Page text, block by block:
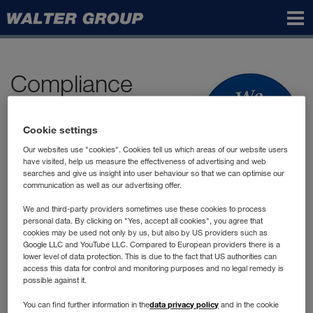
Compliance
законных норм и внутренних
правил предприятия. Мы
осуществляем
предпринимательскую деятельность в соответствии с
действующим законодательством, нашим
Code of Conductи другими внутренними
нормативными документами и
инструкциями. Compliance является неотъемлемой
составляющей нашей социальной ответственности.
Cookie settings
Our websites use "cookies". Cookies tell us which areas of our website users
have visited, help us measure the effectiveness of advertising and web
searches and give us insight into user behaviour so that we can optimise our
communication as well as our advertising offer.
We and third-party providers sometimes use these cookies to process
personal data. By clicking on "Yes, accept all cookies", you agree that
cookies may be used not only by us, but also by US providers such as
Google LLC and YouTube LLC. Compared to European providers there is a
lower level of data protection. This is due to the fact that US authorities can
access this data for control and monitoring purposes and no legal remedy is
possible against it.
You can find further information in thedata privacy policy and in the cookie